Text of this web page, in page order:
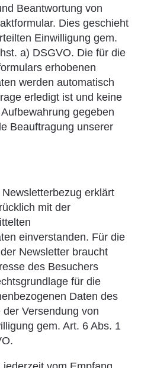
Beantwortung von
Dies geschieht
Einwilligung gem.
a) DSGVO. Die für die
erhobenen
werden automatisch
erledigt ist und keine
gegeben
Beauftragung unserer
erklärt
mit der
einverstanden. Für die
Newsletter braucht
des Besuchers
für die
Daten des
Versendung von
gem. Art. 6 Abs. 1